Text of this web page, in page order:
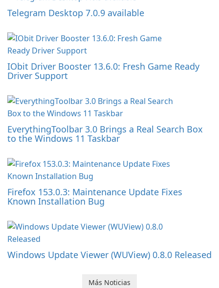
Telegram Desktop 7.0.9 available
IObit Driver Booster 13.6.0: Fresh Game Ready
Driver Support
EverythingToolbar 3.0 Brings a Real Search Box
to the Windows 11 Taskbar
Firefox 153.0.3: Maintenance Update Fixes
Known Installation Bug
Windows Update Viewer (WUView) 0.8.0 Released
Más Noticias